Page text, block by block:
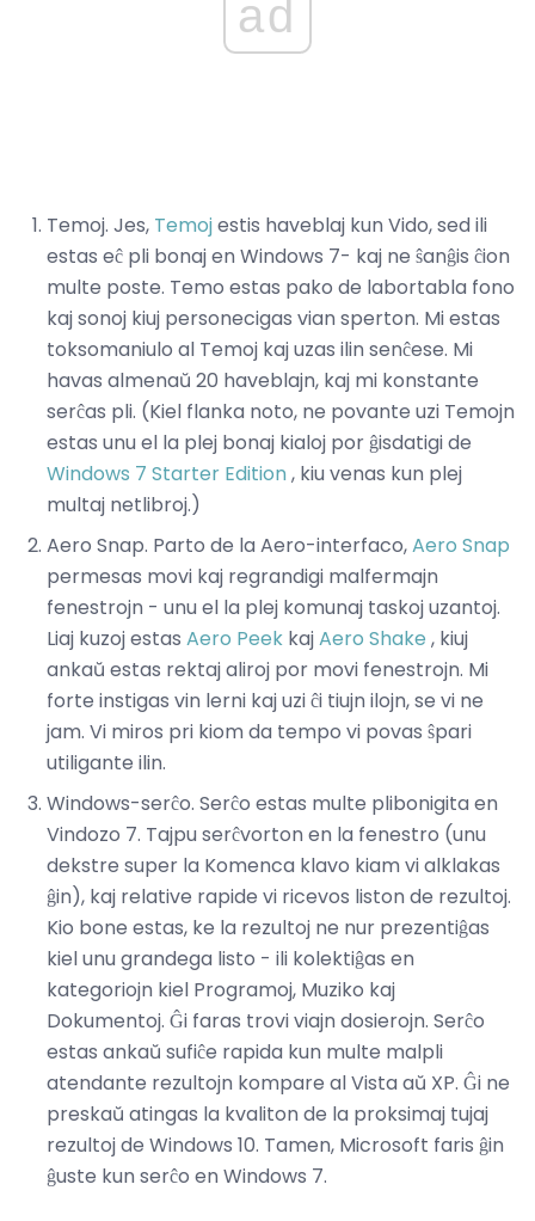
ad
Temoj. Jes, Temojestis haveblaj kun Vido, sed ili
estas eĉ pli bonaj en Windows 7- kaj ne ŝanĝis ĉion
multe poste. Temo estas pako de labortabla fono
kaj sonoj kiuj personecigas vian sperton. Mi estas
toksomaniulo al Temoj kaj uzas ilin senĉese. Mi
havas almenaŭ 20 haveblajn, kaj mi konstante
serĉas pli. (Kiel flanka noto, ne povante uzi Temojn
estas unu el la plej bonaj kialoj por ĝisdatigi de
Windows 7 Starter Edition, kiu venas kun plej
multaj netlibroj.)
Aero Snap. Parto de la Aero-interfaco,Aero Snap
permesas movi kaj regrandigi malfermajn
fenestrojn - unu el la plej komunaj taskoj uzantoj.
Liaj kuzoj estas Aero Peek kajAero Shake , kiuj
ankaŭ estas rektaj aliroj por movi fenestrojn. Mi
forte instigas vin lerni kaj uzi ĉi tiujn ilojn, se vi ne
jam. Vi miros pri kiom da tempo vi povas ŝpari
utiligante ilin.
Windows-serĉo. Serĉo estas multe plibonigita en
Vindozo 7. Tajpu serĉvorton en la fenestro (unu
dekstre super la Komenca klavo kiam vi alklakas
ĝin), kaj relative rapide vi ricevos liston de rezultoj.
Kio bone estas, ke la rezultoj ne nur prezentiĝas
kiel unu grandega listo - ili kolektiĝas en
kategoriojn kiel Programoj, Muziko kaj
Dokumentoj. Ĝi faras trovi viajn dosierojn. Serĉo
estas ankaŭ sufiĉe rapida kun multe malpli
atendante rezultojn kompare al Vista aŭ XP. Ĝi ne
preskaŭ atingas la kvaliton de la proksimaj tujaj
rezultoj de Windows 10. Tamen, Microsoft faris ĝin
ĝuste kun serĉo en Windows 7.